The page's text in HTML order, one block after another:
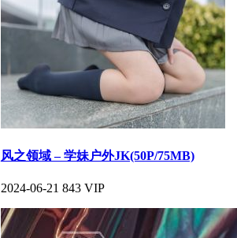
风之领域 – 学妹户外JK(50P/75MB)
2024-06-21 843 VIP